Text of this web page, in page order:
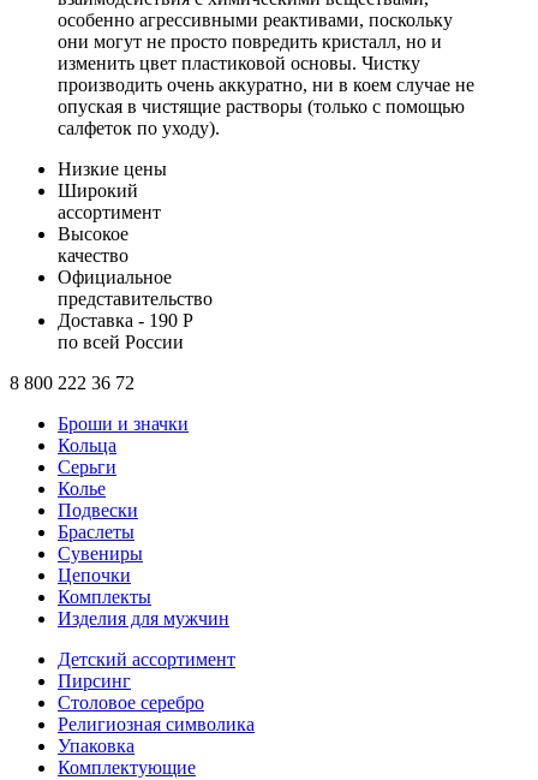
особенно агрессивными реактивами, поскольку
они могут не просто повредить кристалл, но и
изменить цвет пластиковой основы. Чистку
производить очень аккуратно, ни в коем случае не
опуская в чистящие растворы (только с помощью
салфеток по уходу).
Низкие цены
Широкий
ассортимент
Высокое
качество
Официальное
представительство
Доставка - 190 Р
по всей России
8 800 222 36 72
Броши и значки
Кольца
Серьги
Колье
Подвески
Браслеты
Сувениры
Цепочки
Комплекты
Изделия для мужчин
Детский ассортимент
Пирсинг
Столовое серебро
Религиозная символика
Упаковка
Комплектующие